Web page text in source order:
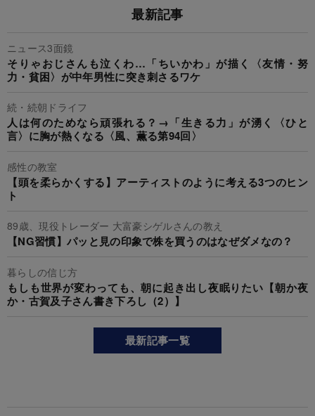
最新記事
ニュース3面鏡
そりゃおじさんも泣くわ…「ちいかわ」が描く〈友情・努
力・貧困〉が中年男性に突き刺さるワケ
続・続朝ドライフ
人は何のためなら頑張れる？→「生きる力」が湧く〈ひと
言〉に胸が熱くなる〈風、薫る第94回〉
感性の教室
【頭を柔らかくする】アーティストのように考える3つのヒン
ト
89歳、現役トレーダー 大富豪シゲルさんの教え
【NG習慣】パッと見の印象で株を買うのはなぜダメなの？
暮らしの信じ方
もしも世界が変わっても、朝に起き出し夜眠りたい【朝か夜
か・古賀及子さん書き下ろし（2）】
最新記事一覧